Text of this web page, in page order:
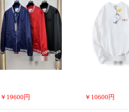
￥ 19600 円 ￥ 10600 円